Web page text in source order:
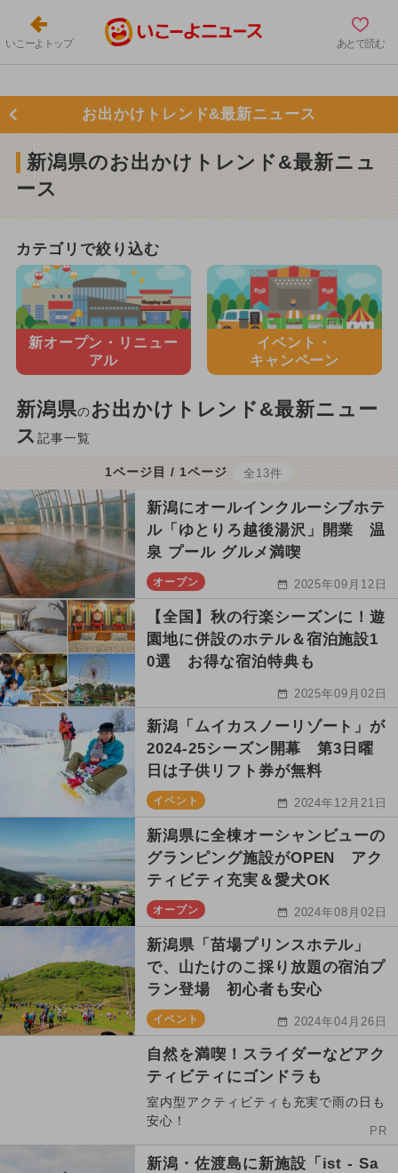
いこーよトップ あとで読む
お出かけトレンド&最新ニュース
新潟県のお出かけトレンド&最新ニュ
ース
カテゴリで絞り込む
新オープン・ リニュー
アル
イベント・
キャンペーン
新潟県のお出かけトレンド&最新ニュー
ス 記事一覧
1ページ目 / 1ページ 全13件
新潟にオールインクルーシブホテ
ル「ゆとりろ越後湯沢」開業 温
泉 プール グルメ満喫
オープン 2025年09月12日
【全国】秋の行楽シーズンに！遊
園地に併設のホテル＆宿泊施設1
0選 お得な宿泊特典も
2025年09月02日
新潟「ムイカスノーリゾート」が
2024-25シーズン開幕 第3日曜
日は子供リフト券が無料
イベント 2024年12月21日
新潟県に全棟オーシャンビューの
グランピング施設がOPEN アク
ティビティ充実＆愛犬OK
オープン 2024年08月02日
新潟県「苗場プリンスホテル」
で、山たけのこ採り放題の宿泊プ
ラン登場 初心者も安心
イベント 2024年04月26日
自然を満喫！スライダーなどアク
ティビティにゴンドラも
室内型アクティビティも充実で雨の日も
安心！
PR
新潟・佐渡島に新施設「ist - Sa